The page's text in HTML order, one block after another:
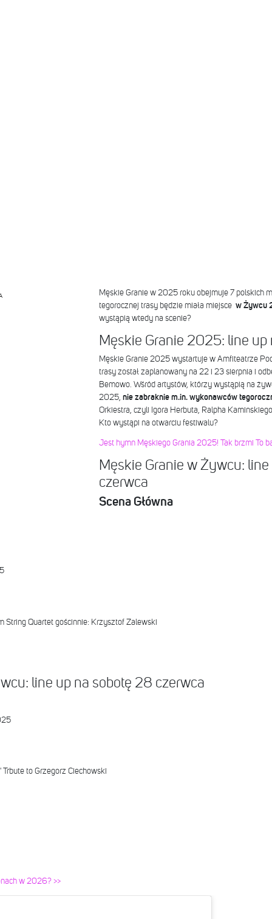
Męskie Granie w 2025 roku obejmuje 7 polskich
tegorocznej trasy będzie miała miejsce w Żywcu
wystąpią wtedy na scenie?
Męskie Granie 2025: line up
Męskie Granie 2025 wystartuje w Amfiteatrze
trasy został zaplanowany na 22 i 23 sierpnia i
Bemowo. Wśród artystów, którzy wystąpią na
2025, nie zabraknie m.in. wykonawców
Orkiestra, czyli Igora Herbuta, Ralpha
Kto wystąpi na otwarciu festiwalu?
Jest hymn Męskiego Grania 2025! Tak brzmi To
Męskie Granie w Żywcu:
czerwca
Scena Główna
String Quartet gościnnie: Krzysztof Zalewski
line up na sobotę 28 czerwca
to Grzegorz Ciechowski
w 2026? >>